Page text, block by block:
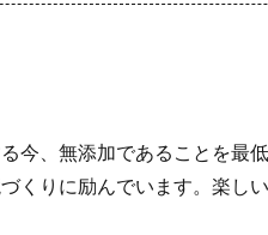
今、無添加であることを最
くりに励んでいます。楽し